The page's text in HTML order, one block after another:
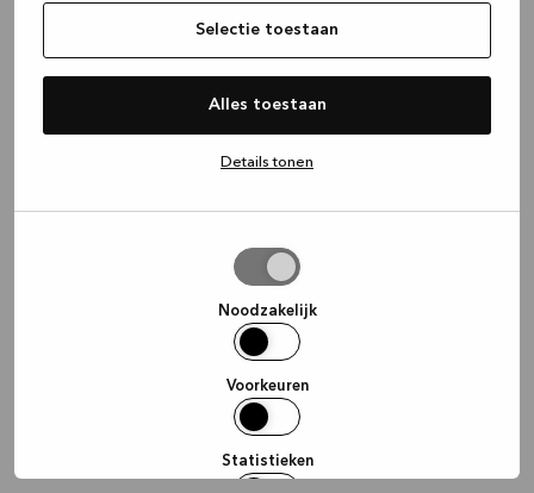
Selectie toestaan
Alles toestaan
Details tonen
Noodzakelijk
Voorkeuren
Statistieken